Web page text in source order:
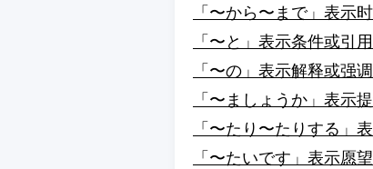
「〜から〜まで」表示
「〜と」表示条件或引
「〜の」表示解释或强
「〜ましょうか」表示
「〜たり〜たりする」
「〜たいです」表示愿